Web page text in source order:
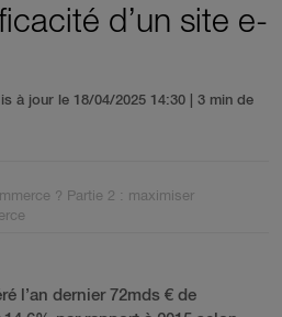
d’un site e-
à jour le 18/04/2025 14:30
| 3 min de
? Partie 2 : maximiser
l’an dernier 72mds € de